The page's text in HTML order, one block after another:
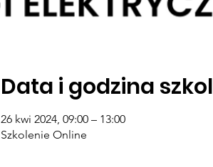
Data i godzina
26 kwi 2024, 09:00 – 13:00
Szkolenie Online